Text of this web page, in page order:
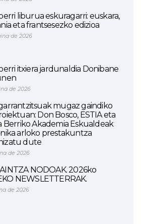
liburua eskuragarri: euskara,
eta frantsesezko edizioa
de 2026
itxiera jardunaldia Donibane
de 2026
mugaz gaindiko
Don Bosco, ESTIA eta
Berriko Akademia Eskualdeak
arloko prestakuntza
dute
de 2026
NODOAK. 2026ko
NEWSLETTERRAK.
de 2026